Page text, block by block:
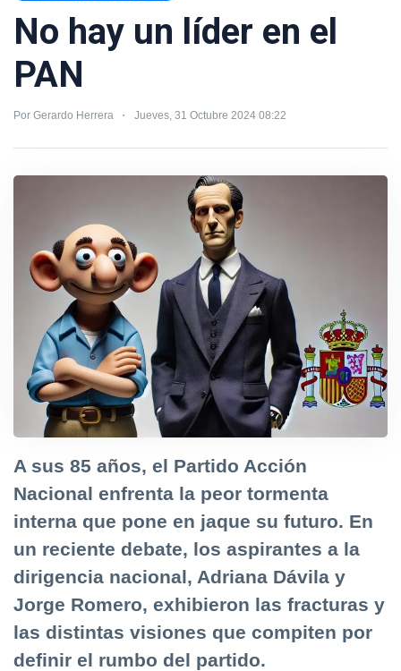
No hay un líder en el
PAN
Por Gerardo Herrera Jueves, 31 Octubre 2024 08:22
A sus 85 años, el Partido Acción
Nacional enfrenta la peor tormenta
interna que pone en jaque su futuro. En
un reciente debate, los aspirantes a la
dirigencia nacional, Adriana Dávila y
Jorge Romero, exhibieron las fracturas y
las distintas visiones que compiten por
definir el rumbo del partido.